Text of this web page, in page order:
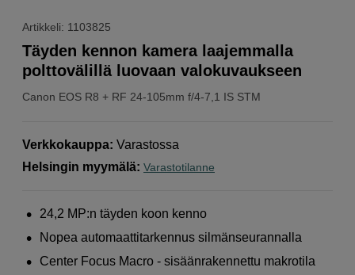
Artikkeli: 1103825
Canon EOS R8 + RF 24-105mm f/4-7,1 IS STM
Täyden kennon kamera laajemmalla
polttovälillä luovaan valokuvaukseen
Verkkokauppa: Varastossa
Helsingin myymälä: Varastotilanne
24,2 MP:n täyden koon kenno
Nopea automaattitarkennus silmänseurannalla
Center Focus Macro - sisäänrakennettu makrotila